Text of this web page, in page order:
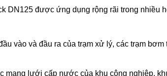
DN125 được ứng dụng rộng rãi trong nhiều
vào và đầu ra của trạm xử lý, các trạm
mạng lưới cấp nước của khu công nghiệp,